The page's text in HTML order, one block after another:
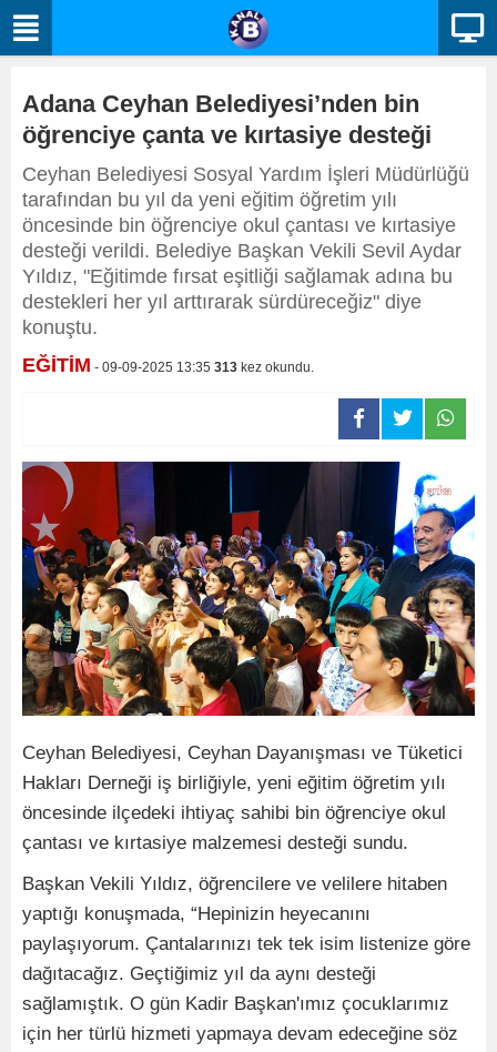
Adana Ceyhan Belediyesi’nden bin
öğrenciye çanta ve kırtasiye desteği
Ceyhan Belediyesi Sosyal Yardım İşleri Müdürlüğü
tarafından bu yıl da yeni eğitim öğretim yılı
öncesinde bin öğrenciye okul çantası ve kırtasiye
desteği verildi. Belediye Başkan Vekili Sevil Aydar
Yıldız, "Eğitimde fırsat eşitliği sağlamak adına bu
destekleri her yıl arttırarak sürdüreceğiz" diye
konuştu.
EĞİTİM - 09-09-2025 13:35 313 kez okundu.
Ceyhan Belediyesi, Ceyhan Dayanışması ve Tüketici
Hakları Derneği iş birliğiyle, yeni eğitim öğretim yılı
öncesinde ilçedeki ihtiyaç sahibi bin öğrenciye okul
çantası ve kırtasiye malzemesi desteği sundu.
Başkan Vekili Yıldız, öğrencilere ve velilere hitaben
yaptığı konuşmada, “Hepinizin heyecanını
paylaşıyorum. Çantalarınızı tek tek isim listenize göre
dağıtacağız. Geçtiğimiz yıl da aynı desteği
sağlamıştık. O gün Kadir Başkan'ımız çocuklarımız
için her türlü hizmeti yapmaya devam edeceğine söz